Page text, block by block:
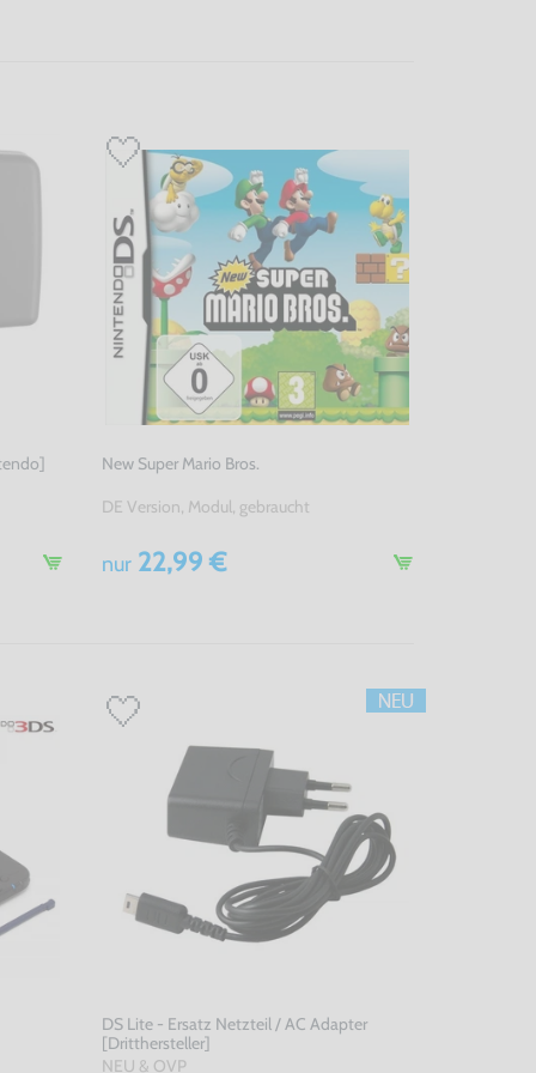
New Super Mario Bros.
DE Version, Modul, gebraucht
nur22,99 €
DS Lite - Ersatz Netzteil / AC Adapter
[Dritthersteller]
NEU & OVP